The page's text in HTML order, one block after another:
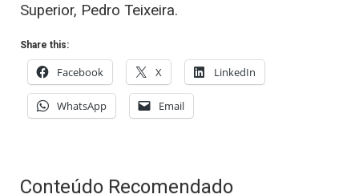
Superior, Pedro Teixeira.
Share this:
Facebook X LinkedIn
WhatsApp Email
Conteúdo Recomendado